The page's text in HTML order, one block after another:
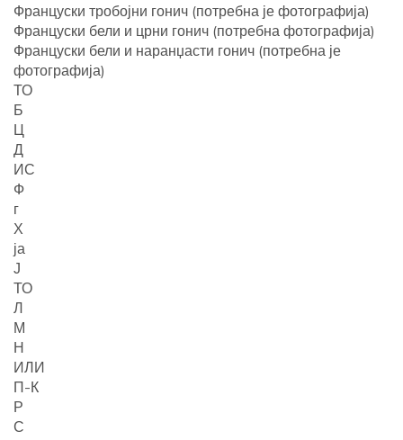
Француски тробојни гонич (потребна је фотографија)
Француски бели и црни гонич (потребна фотографија)
Француски бели и наранџасти гонич (потребна је
фотографија)
ТО
Б
Ц
Д
ИС
Ф
г
Х
ја
Ј
ТО
Л
М
Н
ИЛИ
П-К
Р
С